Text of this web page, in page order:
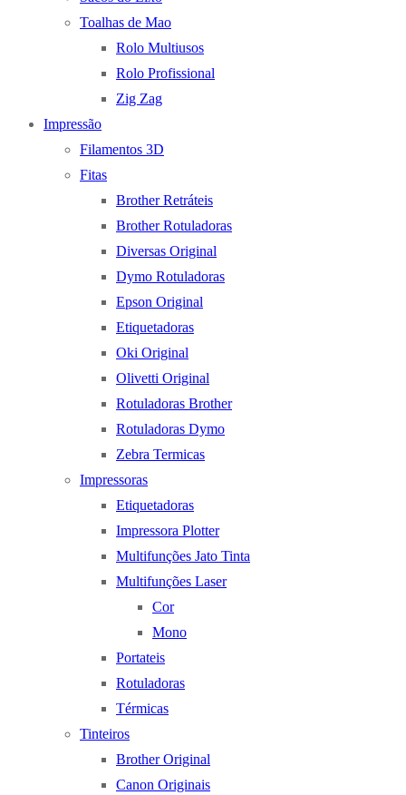
Toalhas de Mao
Rolo Multiusos
Rolo Profissional
Zig Zag
Impressão
Filamentos 3D
Fitas
Brother Retráteis
Brother Rotuladoras
Diversas Original
Dymo Rotuladoras
Epson Original
Etiquetadoras
Oki Original
Olivetti Original
Rotuladoras Brother
Rotuladoras Dymo
Zebra Termicas
Impressoras
Etiquetadoras
Impressora Plotter
Multifunções Jato Tinta
Multifunções Laser
Cor
Mono
Portateis
Rotuladoras
Térmicas
Tinteiros
Brother Original
Canon Originais